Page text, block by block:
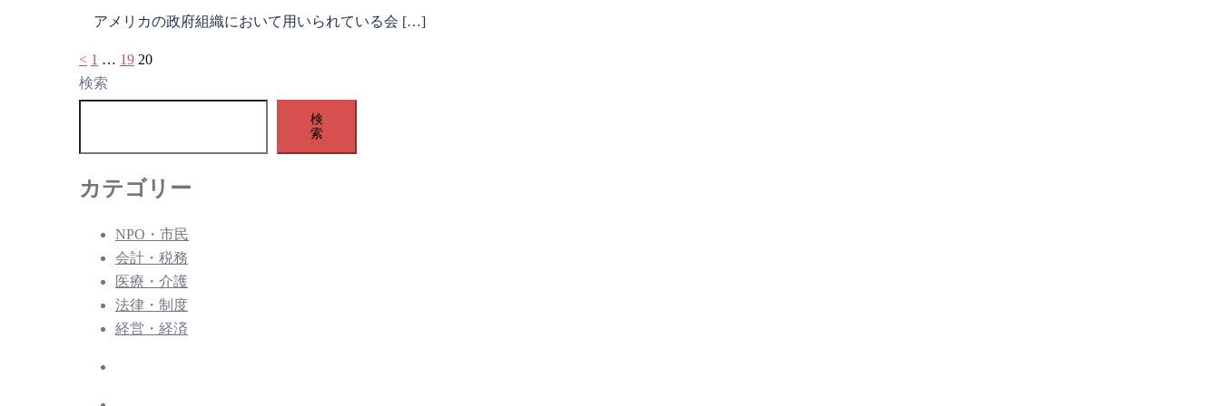
アメリカの政府組織において用いられている会 […]
投
稿
ー
ジ
送
り
< 1 … 19 20
検索
検
索
カテゴリー
NPO・市民
会計・税務
医療・介護
法律・制度
経営・経済